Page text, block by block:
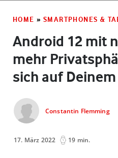
HOME » SMARTPHONES &
Android 12 mit
mehr
sich auf
Constantin Flemming
17. März 2022 19 min.